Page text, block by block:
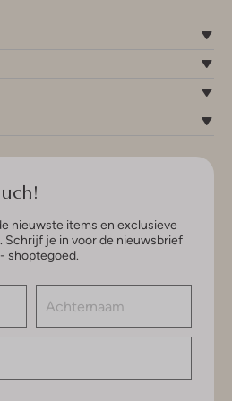
nieuwste items en exclusieve
Schrijf je in voor de nieuwsbrief
shoptegoed.